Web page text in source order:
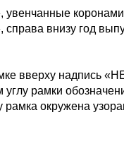
внизу год
вверху надпись
рамки
окружена